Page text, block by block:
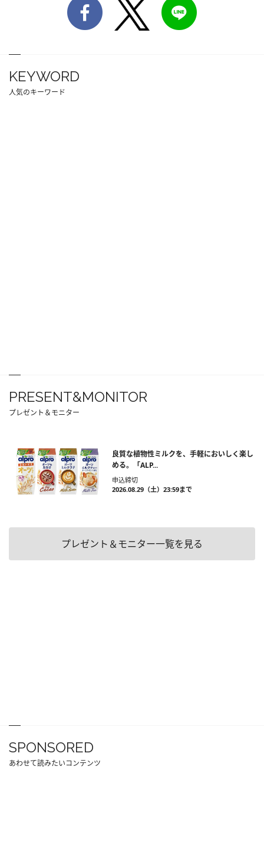
KEYWORD
人気のキーワード
PRESENT&MONITOR
プレゼント＆モニター
良質な植物性ミルクを、手軽においしく楽し
める。「ALP...
申込締切
2026.08.29（土）23:59まで
プレゼント＆モニター一覧を見る
SPONSORED
あわせて読みたいコンテンツ